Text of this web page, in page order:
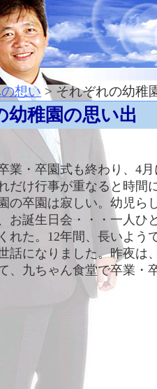
想い > それぞれの幼稚
幼稚園の思い出
業・卒園式も終わり、4
だけ行事が重なると時間
の卒園は寂しい。幼児ら
お誕生日会・・・一人ひ
れた。12年間、長いよう
話になりました。昨夜は
、九ちゃん食堂で卒業・